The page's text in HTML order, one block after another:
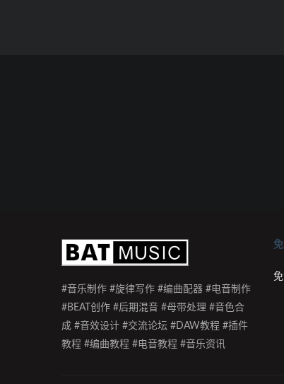
#音乐制作 #旋律写作 #编曲配器 #电音制作
#BEAT创作 #后期混音 #母带处理 #音色合
成 #音效设计 #交流论坛 #DAW教程 #插件
教程 #编曲教程 #电音教程 #音乐资讯